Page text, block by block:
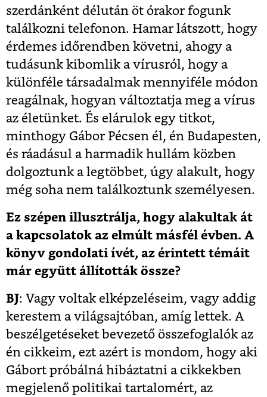
szerdánként délután öt órakor fogunk
találkozni telefonon. Hamar látszott, hogy
érdemes időrendben követni, ahogy a
tudásunk kibomlik a vírusról, hogy a
különféle társadalmak mennyiféle módon
reagálnak, hogyan változtatja meg a vírus
az életünket. És elárulok egy titkot,
minthogy Gábor Pécsen él, én Budapesten,
és ráadásul a harmadik hullám közben
dolgoztunk a legtöbbet, úgy alakult, hogy
még soha nem találkoztunk személyesen.
Ez szépen illusztrálja, hogy alakultak át
a kapcsolatok az elmúlt másfél évben. A
könyv gondolati ívét, az érintett témáit
már együtt állították össze?
BJ: Vagy voltak elképzeléseim, vagy addig
kerestem a világsajtóban, amíg lettek. A
beszélgetéseket bevezető összefoglalók az
én cikkeim, ezt azért is mondom, hogy aki
Gábort próbálná hibáztatni a cikkekben
megjelenő politikai tartalomért, az